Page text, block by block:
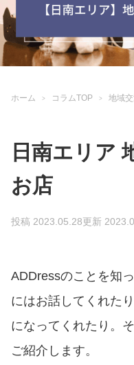
ホーム コラムTOP 地域
日南エリア
お店
投稿 2023.05.28更新
ADDressのことを知
にはお話してくれた
になってくれたり。
ご紹介します。